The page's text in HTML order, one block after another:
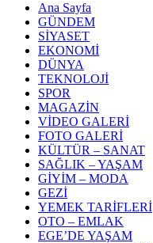
Ana Sayfa
GÜNDEM
SİYASET
EKONOMİ
DÜNYA
TEKNOLOJİ
SPOR
MAGAZİN
VİDEO GALERİ
FOTO GALERİ
KÜLTÜR – SANAT
SAĞLIK – YAŞAM
GİYİM – MODA
GEZİ
YEMEK TARİFLERİ
OTO – EMLAK
EGE’DE YAŞAM